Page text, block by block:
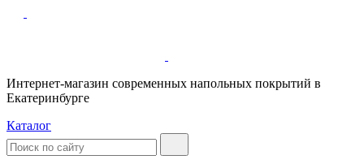
Интернет-магазин современных напольных покрытий в
Екатеринбурге
Каталог